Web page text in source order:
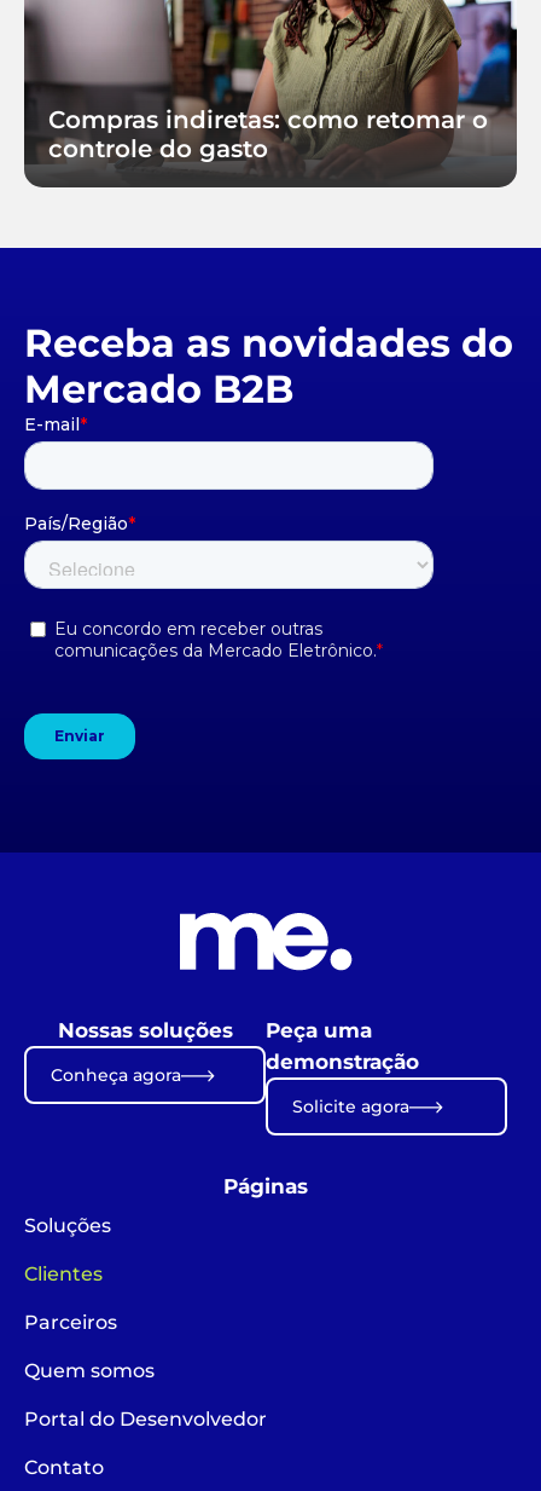
Compras indiretas: como retomar o
controle do gasto
Receba as novidades do
Mercado B2B
Nossas soluções
Conheça agora
Peça uma
demonstração
Solicite agora
Páginas
Soluções
Clientes
Parceiros
Quem somos
Portal do Desenvolvedor
Contato